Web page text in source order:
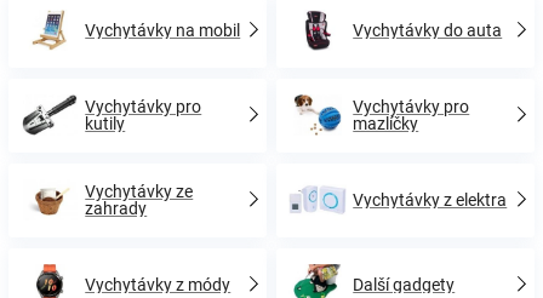
Vychytávky na mobil Vychytávky do auta
Vychytávky pro
kutily
Vychytávky pro
mazlíčky
Vychytávky ze
zahrady
Vychytávky z elektra
Vychytávky z módy Další gadgety